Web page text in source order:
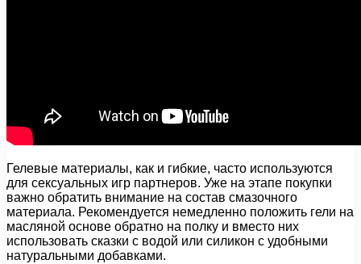
Гелевые материалы, как и гибкие, часто используются
для сексуальных игр партнеров. Уже на этапе покупки
важно обратить внимание на состав смазочного
материала. Рекомендуется немедленно положить гели на
масляной основе обратно на полку и вместо них
использовать сказки с водой или силикон с удобными
натуральными добавками.